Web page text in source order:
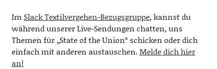
Im Slack Textilvergehen-Bezugsgruppe, kannst du
während unserer Live-Sendungen chatten, uns
Themen für „State of the Union“ schicken oder dich
einfach mit anderen austauschen.Melde dich hier
an!